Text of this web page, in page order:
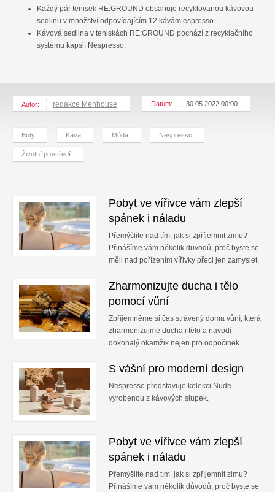
Každý pár tenisek RE:GROUND obsahuje recyklovanou kávovou
sedlinu v množství odpovídajícím 12 kávám espresso.
Kávová sedlina v teniskách RE:GROUND pochází z recyklačního
systému kapslí Nespresso.
Autor: redakce Menhouse Datum: 30.05.2022 00:00
Boty Káva Móda Nespresso
Životní prostředí
Pobyt ve vířivce vám zlepší
spánek i náladu
Přemýšlíte nad tím, jak si zpříjemnit zimu?
Přinášíme vám několik důvodů, proč byste se
měli nad pořízením vířivky přeci jen zamyslet.
Zharmonizujte ducha i tělo
pomocí vůní
Zpříjemněme si čas strávený doma vůní, která
zharmonizujme ducha i tělo a navodí
dokonalý okamžik nejen pro odpočinek.
S vášní pro moderní design
Nespresso představuje kolekci Nude
vyrobenou z kávových slupek.
Pobyt ve vířivce vám zlepší
spánek i náladu
Přemýšlíte nad tím, jak si zpříjemnit zimu?
Přinášíme vám několik důvodů, proč byste se